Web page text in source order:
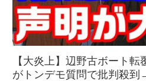
【大炎上】辺野古ボート
がトンデモ質問で批判殺